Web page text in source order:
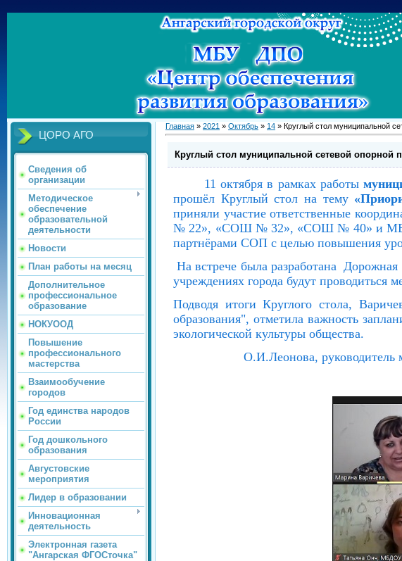
ЦОРО АГО
Сведения об
организации
Методическое
обеспечение
образовательной
деятельности
Новости
План работы на месяц
Дополнительное
профессиональное
образование
НОКУООД
Повышение
профессионального
мастерства
Взаимообучение
городов
Год единства народов
России
Год дошкольного
образования
Августовские
мероприятия
Лидер в образовании
Инновационная
деятельность
Электронная газета
"Ангарская ФГОСточка"
Главная » 2021 » Октябрь » 14 » Круглый стол муниципальной
Круглый стол муниципальной сетевой опорной
11 октября в рамках работы
прошёл Круглый стол на тему
приняли участие ответственные
№ 22», «СОШ № 32», «СОШ № 40» и
партнёрами СОП с целью повышения
На встрече была разработана Дорожная
учреждениях города будут проводиться
Подводя итоги Круглого стола,
образования", отметила важность
экологической культуры общества.
О.И.Леонова,